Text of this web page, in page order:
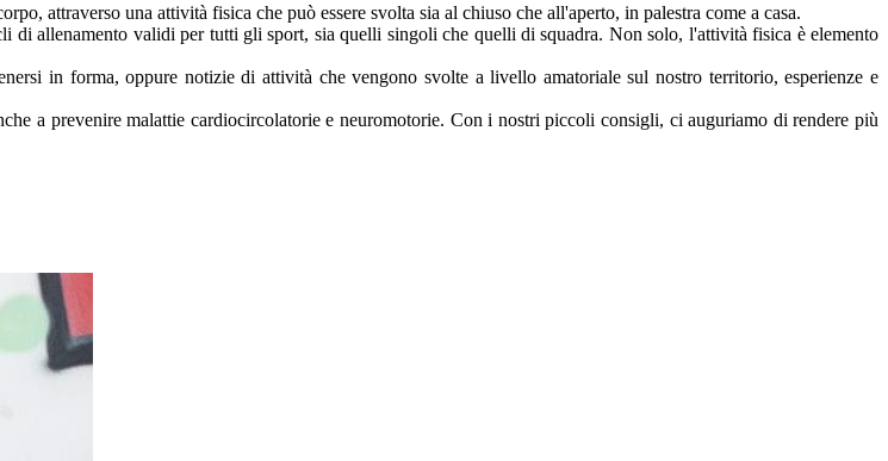
attraverso una attività fisica che può essere svolta sia al chiuso che all'aperto, in palestra come a casa.
allenamento validi per tutti gli sport, sia quelli singoli che quelli di squadra. Non solo, l'attività fisica è elemento
in forma, oppure notizie di attività che vengono svolte a livello amatoriale sul nostro territorio, esperienze e
a prevenire malattie cardiocircolatorie e neuromotorie. Con i nostri piccoli consigli, ci auguriamo di rendere più